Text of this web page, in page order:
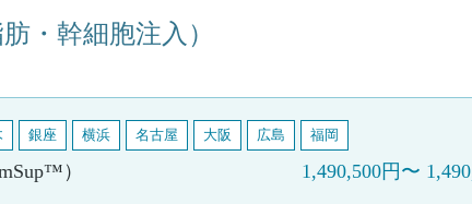
・幹細胞注入）
銀座 横浜 名古屋 大阪 広島 福岡
） 1,490,500円 〜